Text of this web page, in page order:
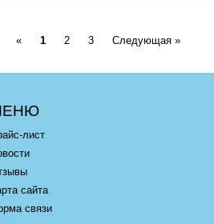
«Previous
1 2 3 Следующая »Next
лист
сайта
связи